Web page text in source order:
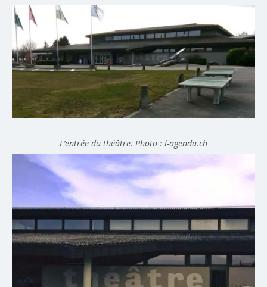
L’entrée du théâtre. Photo : l-agenda.ch